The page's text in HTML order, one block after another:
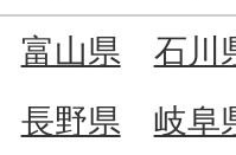
富山県
石川
長野県
岐阜